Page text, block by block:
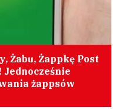
Żabu, Żappkę Post
żappsów